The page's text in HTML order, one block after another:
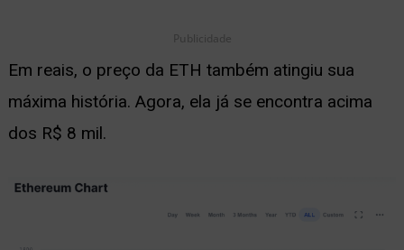
Publicidade
Em reais, o preço da ETH também atingiu sua
máxima história. Agora, ela já se encontra acima
dos R$ 8 mil.